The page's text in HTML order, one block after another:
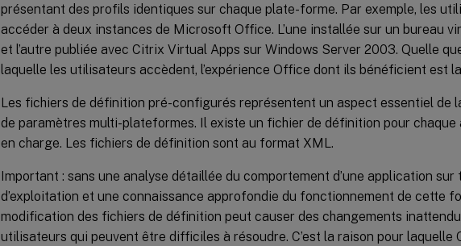
présentant des profils identiques sur chaque plate-forme. Par exemple, les
accéder à deux instances de Microsoft Office. L’une installée sur un bureau
et l’autre publiée avec Citrix Virtual Apps sur Windows Server 2003. Quelle
laquelle les utilisateurs accèdent, l’expérience Office dont ils bénéficient est
Les fichiers de définition pré-configurés représentent un aspect essentiel de
de paramètres multi-plateformes. Il existe un fichier de définition pour chaque
en charge. Les fichiers de définition sont au format XML.
Important : sans une analyse détaillée du comportement d’une application sur
d’exploitation et une connaissance approfondie du fonctionnement de cette
modification des fichiers de définition peut causer des changements
utilisateurs qui peuvent être difficiles à résoudre. C’est la raison pour laquelle